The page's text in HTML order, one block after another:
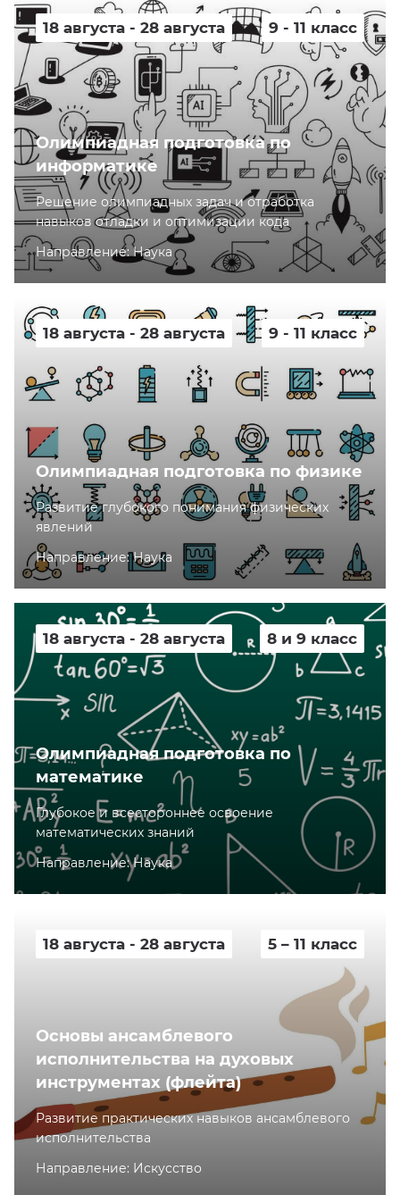
18 августа - 28 августа 9 - 11 класс
Олимпиадная подготовка по
информатике
Решение олимпиадных задач и отработка
навыков отладки и оптимизации кода
Направление: Наука
18 августа - 28 августа 9 - 11 класс
Олимпиадная подготовка по физике
Развитие глубокого понимания физических
явлений
Направление: Наука
18 августа - 28 августа 8 и 9 класс
Олимпиадная подготовка по
математике
Глубокое и всестороннее освоение
математических знаний
Направление: Наука
18 августа - 28 августа 5 – 11 класс
Основы ансамблевого
исполнительства на духовых
инструментах (флейта)
Развитие практических навыков ансамблевого
исполнительства
Направление: Искусство